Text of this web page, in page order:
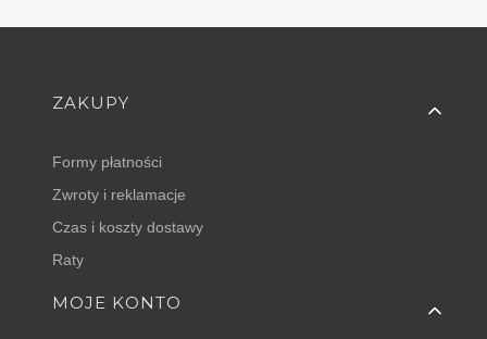
Linki w stopce
ZAKUPY
Formy płatności
Zwroty i reklamacje
Czas i koszty dostawy
Raty
MOJE KONTO